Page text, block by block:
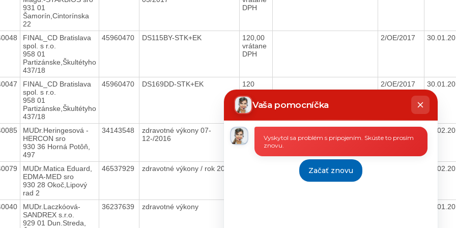
931 01
Šamorín,Cintorínska
22
DPH
FINAL_CD Bratislava
spol. s r.o.
958 01
Partizánske,Škultétyho
437/18
45960470 DS115BY-STK+EK
120,00
vrátane
DPH
2/OE/2017
FINAL_CD Bratislava
spol. s r.o.
958 01
Partizánske,Škultétyho
437/18
45960470 DS169DD-STK+EK
120
vrátane
DPH
2/OE/2017
MUDr.Heringesová -
HERCON sro
930 36 Horná Potôň,
497
34143548
zdravotné výkony 07-
12-/2016
118,49
vrátane
DPH
MUDr.Matica Eduard,
EDMA-MED sro
930 28 Okoč,Lipový
rad 2
46537929 zdravotné výkony / rok 2016 zákon:Z.z.447/08-§11
MUDr.Laczkóová-
SANDREX s.r.o.
929 01 Dun.Streda,
36237639 zdravotné výkony
Vaša pomocníčka
Chatbot
píše
Vyskytol sa problém s pripojením. Skúste to prosím
znovu.
Začať znovu